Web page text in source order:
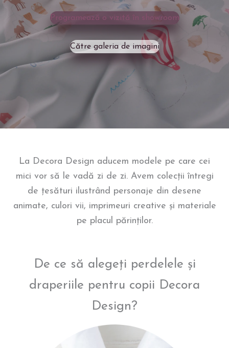
Programează o vizită în showroom
Către galeria de imagini
La Decora Design aducem modele pe care cei
mici vor să le vadă zi de zi. Avem colecții întregi
de țesături ilustrând personaje din desene
animate, culori vii, imprimeuri creative și materiale
pe placul părinților.
De ce să alegeți perdelele și
draperiile pentru copii Decora
Design?